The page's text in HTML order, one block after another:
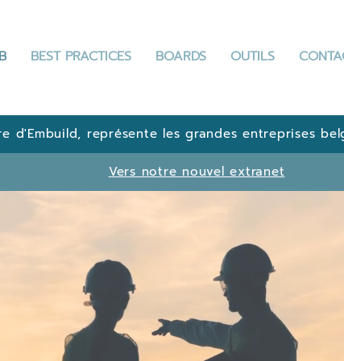
BEST PRACTICES BOARDS OUTILS
d'Embuild, représente les grandes entreprises
Vers notre nouvel extranet